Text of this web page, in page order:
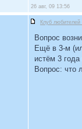
26 авг, 09 13:56
Клуб
Вопрос
Ещё в 3-м
истём 3 года
Вопрос: что